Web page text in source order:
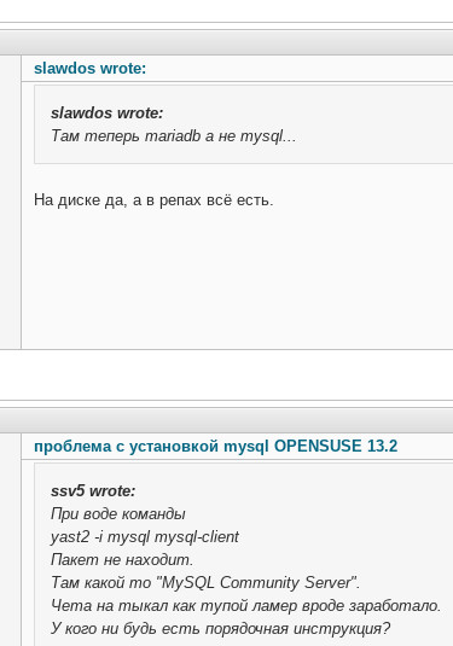
slawdos wrote:
slawdos wrote:
Там теперь mariadb а не mysql...
На диске да, а в репах всё есть.
проблема с установкой mysql OPENSUSE 13.2
ssv5wrote:
При воде команды
yast2 -i mysql mysql-client
Пакет не находит.
Там какой то "MySQL Community Server".
Чета на тыкал как тупой ламер вроде заработало.
У кого ни будь есть порядочная инструкция?